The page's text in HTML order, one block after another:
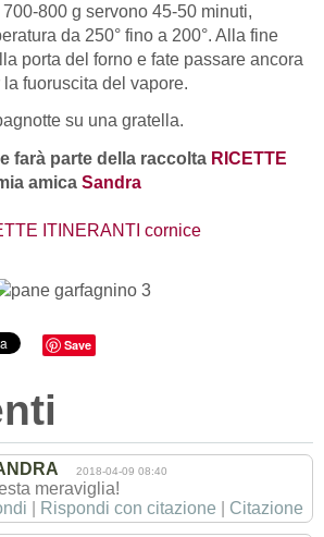
800 g servono 45-50 minuti,
da 250° fino a 200°. Alla fine
porta del forno e fate passare ancora
fuoruscita del vapore.
su una gratella.
farà parte della raccolta RICETTE
amica Sandra
Save
2018-04-09 08:40
meraviglia!
Rispondi con citazione Citazione